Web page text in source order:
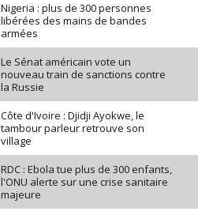
Nigeria : plus de 300 personnes
libérées des mains de bandes
armées
Le Sénat américain vote un
nouveau train de sanctions contre
la Russie
Côte d'Ivoire : Djidji Ayokwe, le
tambour parleur retrouve son
village
RDC : Ebola tue plus de 300 enfants,
l'ONU alerte sur une crise sanitaire
majeure